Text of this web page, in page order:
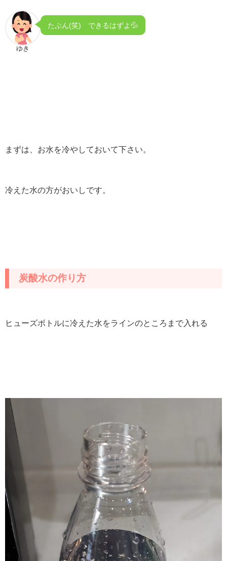
ゆき
たぶん(笑) できるはずよ💦
まずは、お水を冷やしておいて下さい。
冷えた水の方がおいしです。
炭酸水の作り方
ヒューズボトルに冷えた水をラインのところまで入れる